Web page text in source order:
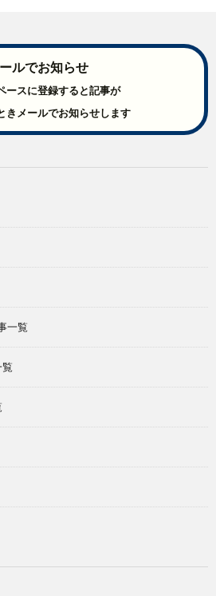
ールでお知らせ
ースに登録すると記事が
きメールでお知らせします
一覧